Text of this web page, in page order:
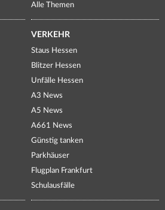
Alle Themen
VERKEHR
Staus Hessen
Blitzer Hessen
Unfälle Hessen
A3 News
A5 News
A661 News
Günstig tanken
Parkhäuser
Flugplan Frankfurt
Schulausfälle